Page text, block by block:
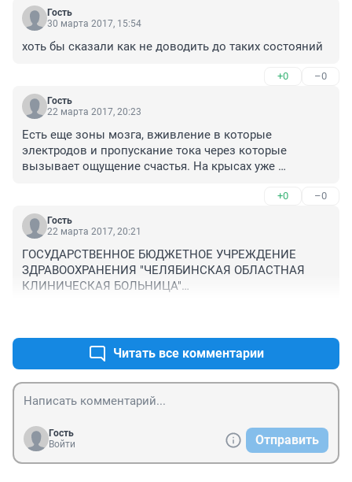
Гость
30 марта 2017, 15:54
хоть бы сказали как не доводить до таких состояний
+0 –0
Гость
22 марта 2017, 20:23
Есть еще зоны мозга, вживление в которые
электродов и пропускание тока через которые
вызывает ощущение счастья. На крысах уже
+0 –0
Гость
22 марта 2017, 20:21
ГОСУДАРСТВЕННОЕ БЮДЖЕТНОЕ УЧРЕЖДЕНИЕ
ЗДРАВООХРАНЕНИЯ "ЧЕЛЯБИНСКАЯ ОБЛАСТНАЯ
КЛИНИЧЕСКАЯ БОЛЬНИЦА"
Руководство
Должность руководителя Главный врач
ФИО руководителя Альтман Давид Шурович
Читать все комментарии
Гость
Войти
Отправить